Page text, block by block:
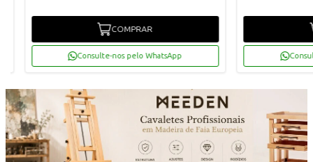
COMPRAR
Consulte-nos pelo WhatsApp